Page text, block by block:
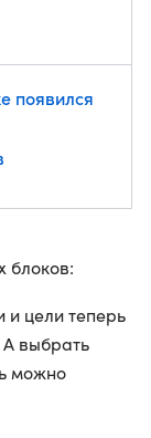
появился
блоков:
и цели теперь
выбрать
можно